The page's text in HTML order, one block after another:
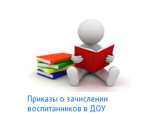
Приказы о зачислении
воспитанников в ДОУ